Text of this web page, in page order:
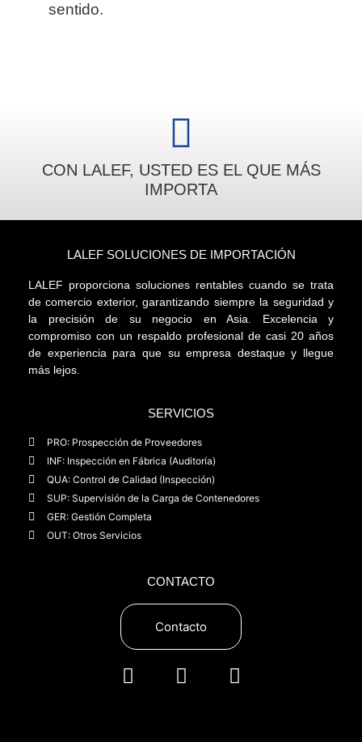
sentido.
CON LALEF, USTED ES EL QUE MÁS
IMPORTA
LALEF SOLUCIONES DE IMPORTACIÓN
LALEF proporciona soluciones rentables cuando se trata
de comercio exterior, garantizando siempre la seguridad y
la precisión de su negocio en Asia. Excelencia y
compromiso con un respaldo profesional de casi 20 años
de experiencia para que su empresa destaque y llegue
más lejos.
SERVICIOS
PRO: Prospección de Proveedores
INF: Inspección en Fábrica (Auditoría)
QUA: Control de Calidad (Inspección)
SUP: Supervisión de la Carga de Contenedores
GER: Gestión Completa
OUT: Otros Servicios
CONTACTO
Contacto